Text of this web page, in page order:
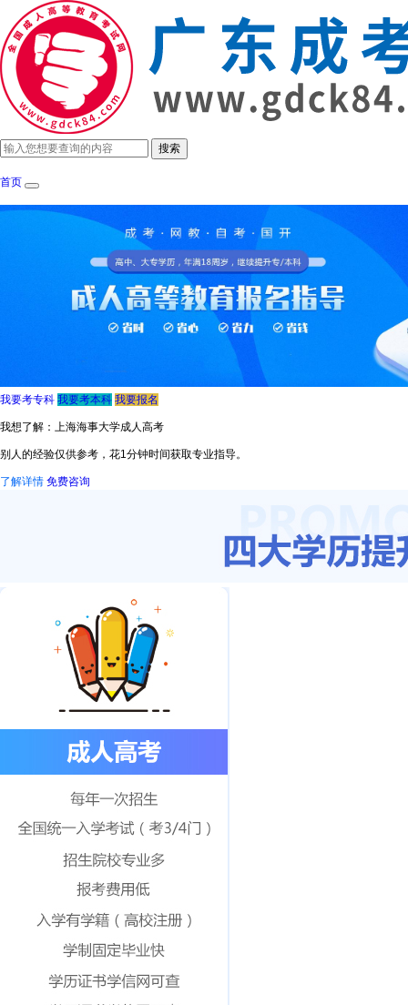
首页
招生简章 报考指南
我要考专科 我要考本科 我要报名
我想了解：上海海事大学成人高考
别人的经验仅供参考，花1分钟时间获取专业指导。
了解详情 免费咨询